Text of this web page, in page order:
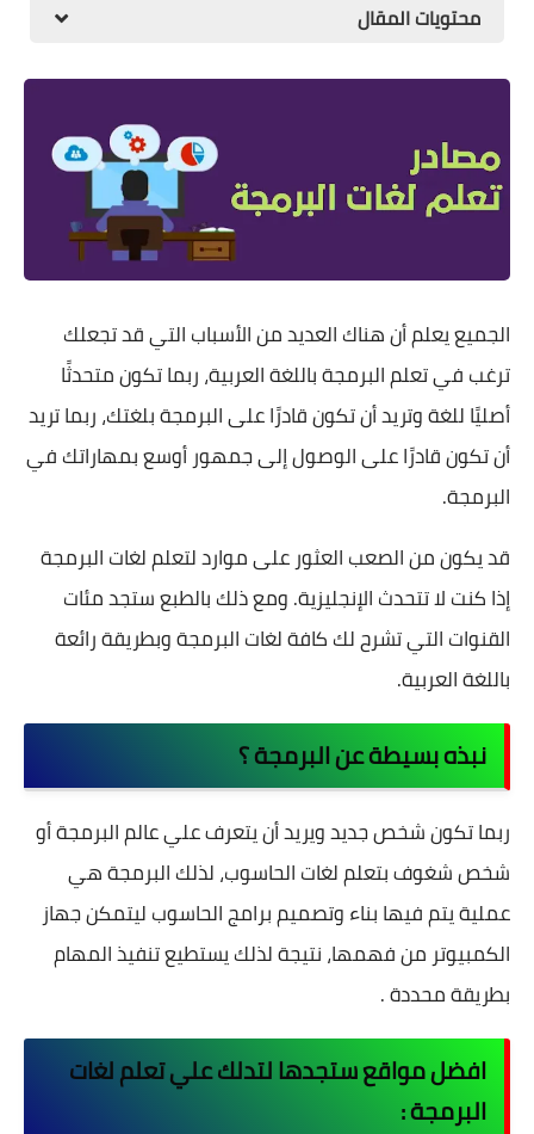
العمل علي الانترنت
محتويات المقال
الجميع يعلم أن هناك العديد من الأسباب التي قد تجعلك
ترغب في تعلم البرمجة باللغة العربية، ربما تكون متحدثًا
أصليًا للغة وتريد أن تكون قادرًا على البرمجة بلغتك، ربما تريد
أن تكون قادرًا على الوصول إلى جمهور أوسع بمهاراتك في
البرمجة.
قد يكون من الصعب العثور على موارد لتعلم لغات البرمجة
إذا كنت لا تتحدث الإنجليزية. ومع ذلك بالطبع ستجد مئات
القنوات التي تشرح لك كافة لغات البرمجة وبطريقة رائعة
باللغة العربية.
نبذه بسيطة عن البرمجة ؟
ربما تكون شخص جديد ويريد أن يتعرف علي عالمالبرمجةأو
شخص شغوف بتعلم لغات الحاسوب، لذلك البرمجة هي
عملية يتم فيها بناء وتصميم برامج الحاسوب ليتمكن جهاز
الكمبيوتر من فهمها، نتيجة لذلك يستطيع تنفيذ المهام
بطريقة محددة .
افضل مواقع ستجدها لتدلك علي تعلم لغات
البرمجة :